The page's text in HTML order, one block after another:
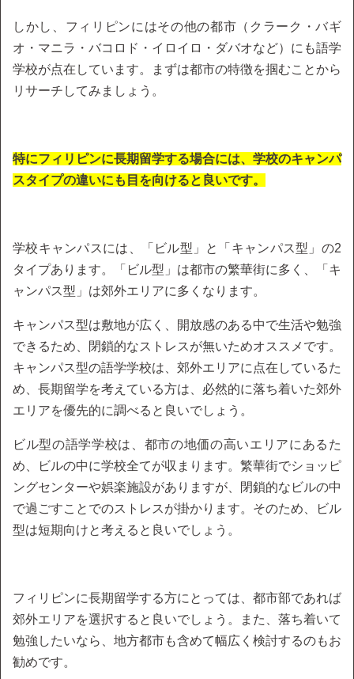
しかし、フィリピンにはその他の都市（クラーク・バギ
オ・マニラ・バコロド・イロイロ・ダバオなど）にも語学
学校が点在しています。まずは都市の特徴を掴むことから
リサーチしてみましょう。
特にフィリピンに長期留学する場合には、学校のキャンパ
スタイプの違いにも目を向けると良いです。
学校キャンパスには、「ビル型」と「キャンパス型」の2
タイプあります。「ビル型」は都市の繁華街に多く、「キ
ャンパス型」は郊外エリアに多くなります。
キャンパス型は敷地が広く、開放感のある中で生活や勉強
できるため、閉鎖的なストレスが無いためオススメです。
キャンパス型の語学学校は、郊外エリアに点在しているた
め、長期留学を考えている方は、必然的に落ち着いた郊外
エリアを優先的に調べると良いでしょう。
ビル型の語学学校は、都市の地価の高いエリアにあるた
め、ビルの中に学校全てが収まります。繁華街でショッピ
ングセンターや娯楽施設がありますが、閉鎖的なビルの中
で過ごすことでのストレスが掛かります。そのため、ビル
型は短期向けと考えると良いでしょう。
フィリピンに長期留学する方にとっては、都市部であれば
郊外エリアを選択すると良いでしょう。また、落ち着いて
勉強したいなら、地方都市も含めて幅広く検討するのもお
勧めです。